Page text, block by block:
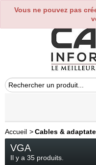
Vous ne pouvez pas
0
Accueil >Cables &
VGA
Il y a 35 produits.